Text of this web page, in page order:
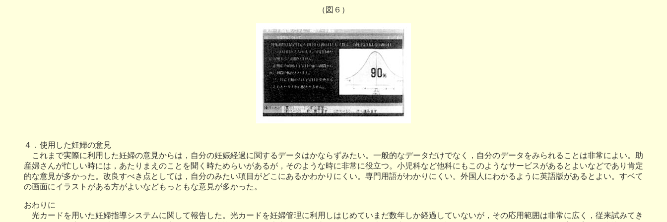
（図６）
４．使用した妊婦の意見
これまで実際に利用した妊婦の意見からは，自分の妊娠経過に関するデータはかならずみたい。一般的なデータだけでなく，自分のデータをみられることは非常によい。助
産婦さんが忙しい時には，あたりまえのことを聞く時ためらいがあるが，そのような時に非常に役立つ。小児科など他科にもこのようなサービスがあるとよいなどであり肯定
的な意見が多かった。改良すべき点としては，自分のみたい項目がどこにあるかわかりにくい。専門用語がわかりにくい。外国人にわかるように英語版があるとよい。すベて
の画面にイラストがある方がよいなどもっともな意見が多かった。
おわりに
光カードを用いた妊婦指導システムに関して報告した。光カードを妊婦管理に利用しはじめていまだ数年しか経過していないが，その応用範囲は非常に広く，従来試みてき